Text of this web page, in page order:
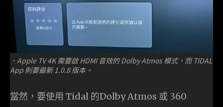
．Apple TV 4K 需要啟 HDMI 音效的 Dolby Atmos 模式，而 TIDAL
App 則要最新 1.0.8 版本。
當然，要使用 Tidal 的Dolby Atmos 或 360